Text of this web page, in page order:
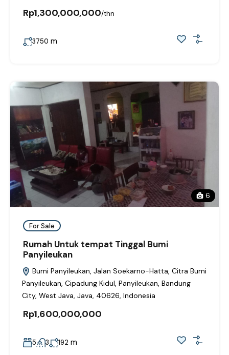
Rp1,300,000,000/thn
3750 m
6
For Sale
Rumah Untuk tempat Tinggal Bumi
Panyileukan
Bumi Panyileukan, Jalan Soekarno-Hatta, Citra Bumi
Panyileukan, Cipadung Kidul, Panyileukan, Bandung
City, West Java, Java, 40626, Indonesia
Rp1,600,000,000
5 3 192 m